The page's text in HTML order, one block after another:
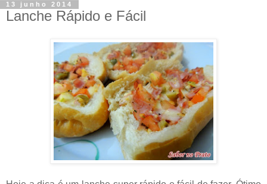
13 junho 2014
Lanche Rápido e Fácil